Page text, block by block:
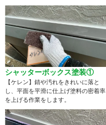
シャッターボックス塗装①
【ケレン】錆や汚れをきれいに落と
し、平面を平滑に仕上げ塗料の密着率
を上げる作業をします。